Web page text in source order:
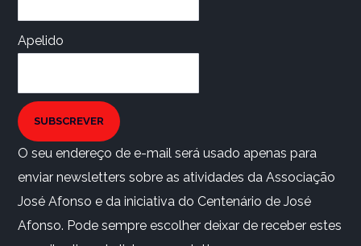
Apelido
SUBSCREVER
O seu endereço de e-mail será usado apenas para
enviar newsletters sobre as atividades da Associação
José Afonso e da iniciativa do Centenário de José
Afonso. Pode sempre escolher deixar de receber estes